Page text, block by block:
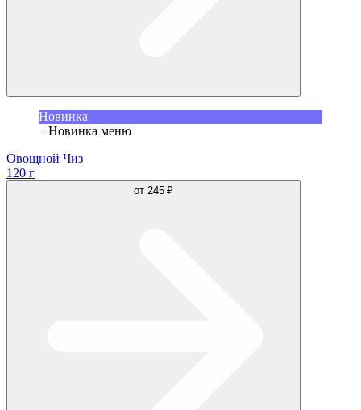
Новинка
Новинка меню
Овощной Чиз
120 г
от 245 ₽